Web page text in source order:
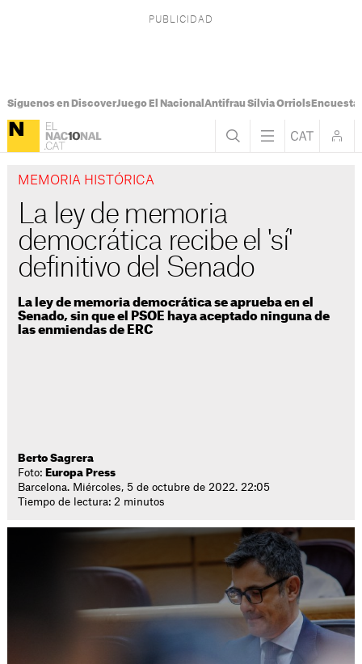
Síguenos en DiscoverJuego El Nacional Antifrau Sílvia OrriolsEncuesta
MEMORIA HISTÓRICA
La ley de memoria
democrática recibe el 'sí'
definitivo del Senado
La ley de memoria democrática se aprueba en el
Senado, sin que el PSOE haya aceptado ninguna de
las enmiendas de ERC
Berto Sagrera
Foto: Europa Press
Barcelona. Miércoles, 5 de octubre de 2022. 22:05
Tiempo de lectura: 2 minutos